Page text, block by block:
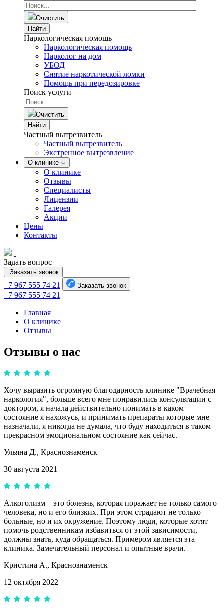
Очистить
Найти
Наркологическая помощь
Наркологическая помощь
Нарколог на дом
УБОД
Снятие наркотической ломки
Помощь при передозировке
Поиск услуги
Очистить
Найти
Частный вытрезвитель
Частный вытрезвитель
Экстренное вытрезвление
О клинике
О клинике
Отзывы
Специалисты
Лицензии
Галерея
Акции
Цены
Контакты
Задать вопрос
Заказать звонок
+7 967 555 74 21 Заказать звонок
+7 967 555 74 21
Главная
О клинике
Отзывы
Отзывы о нас
Хочу выразить огромную благодарность клинике "Врачебная
наркология", больше всего мне понравились консультации с
доктором, я начала действительно понимать в каком
состояние я нахожусь, и принимать препараты которые мне
назначали, я никогда не думала, что буду находиться в таком
прекрасном эмоциональном состояние как сейчас.
Ульяна Д., Краснознаменск
30 августа 2021
Алкоголизм – это болезнь, которая поражает не только самого
человека, но и его близких. При этом страдают не только
больные, но и их окружение. Поэтому люди, которые хотят
помочь родственникам избавиться от этой зависимости,
должны знать, куда обращаться. Примером является эта
клиника. Замечательный персонал и опытные врачи.
Кристина А., Краснознаменск
12 октября 2022